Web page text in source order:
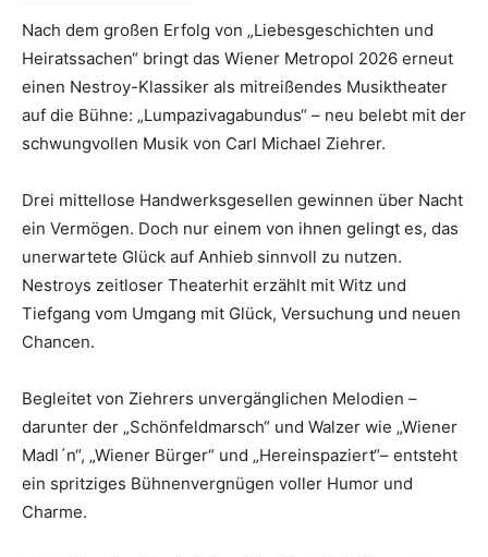
Nach dem großen Erfolg von „Liebesgeschichten und
Heiratssachen“ bringt das Wiener Metropol 2026 erneut
einen Nestroy-Klassiker als mitreißendes Musiktheater
auf die Bühne: „Lumpazivagabundus“ – neu belebt mit der
schwungvollen Musik von Carl Michael Ziehrer.
Drei mittellose Handwerksgesellen gewinnen über Nacht
ein Vermögen. Doch nur einem von ihnen gelingt es, das
unerwartete Glück auf Anhieb sinnvoll zu nutzen.
Nestroys zeitloser Theaterhit erzählt mit Witz und
Tiefgang vom Umgang mit Glück, Versuchung und neuen
Chancen.
Begleitet von Ziehrers unvergänglichen Melodien –
darunter der „Schönfeldmarsch“ und Walzer wie „Wiener
Madl´n“, „Wiener Bürger“ und „Hereinspaziert“– entsteht
ein spritziges Bühnenvergnügen voller Humor und
Charme.